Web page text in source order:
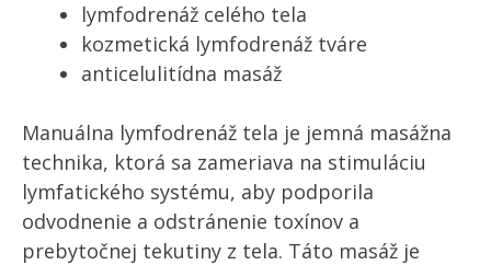
lymfodrenáž celého tela
kozmetická lymfodrenáž tváre
anticelulitídna masáž
Manuálna lymfodrenáž tela je jemná masážna
technika, ktorá sa zameriava na stimuláciu
lymfatického systému, aby podporila
odvodnenie a odstránenie toxínov a
prebytočnej tekutiny z tela. Táto masáž je